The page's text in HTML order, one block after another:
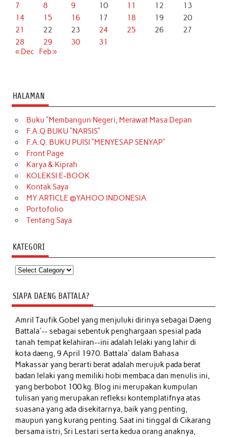
7
8 9 10 11 12
13
14
15 16 17 18 19
20
21
22 23 24 25 26
27
28
29 30
31
« Dec
Feb »
HALAMAN
Buku “Membangun Negeri, Merawat Masa Depan
F.A.Q BUKU “NARSIS”
F.A.Q. BUKU PUISI “MENYESAP SENYAP”
Front Page
Karya & Kiprah
KOLEKSI E-BOOK
Kontak Saya
MY ARTICLE @YAHOO INDONESIA
Portofolio
Tentang Saya
KATEGORI
Kategori
SIAPA DAENG BATTALA?
Amril Taufik Gobelyang menjuluki dirinya sebagai Daeng
Battala'-- sebagai sebentuk penghargaan spesial pada
tanah tempat kelahiran--ini adalah lelaki yang lahir di
kota daeng, 9 April 1970. Battala' dalam Bahasa
Makassar yang berarti berat adalah merujuk pada berat
badan lelaki yang memiliki hobi membaca dan menulis ini,
yang berbobot 100 kg. Blog ini merupakan kumpulan
tulisan yang merupakan refleksi kontemplatifnya atas
suasana yang ada disekitarnya, baik yang penting,
maupun yang kurang penting. Saat ini tinggal di Cikarang
bersama istri, Sri Lestari serta kedua orang anaknya,